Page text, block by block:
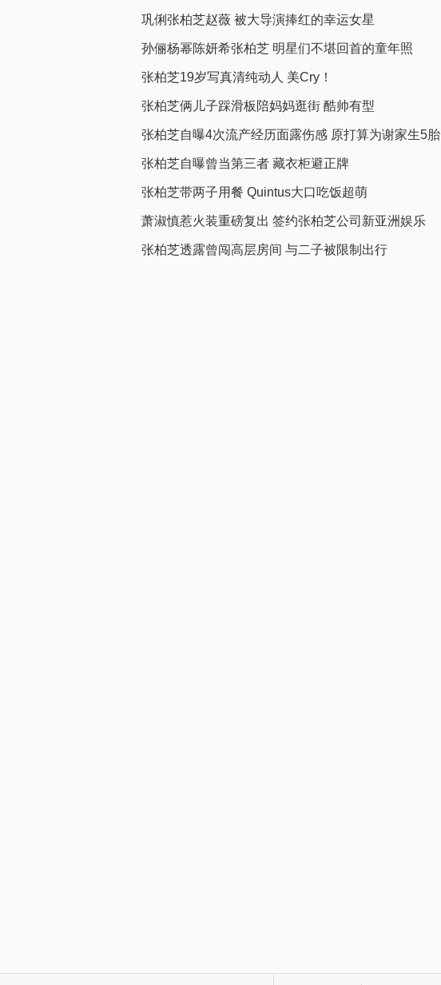
巩俐张柏芝赵薇 被大导演捧红的幸运女星
孙俪杨幂陈妍希张柏芝 明星们不堪回首的童年照
张柏芝19岁写真清纯动人 美Cry！
张柏芝俩儿子踩滑板陪妈妈逛街 酷帅有型
张柏芝自曝4次流产经历面露伤感 原打算为谢家生5胎
张柏芝自曝曾当第三者 藏衣柜避正牌
张柏芝带两子用餐 Quintus大口吃饭超萌
萧淑慎惹火装重磅复出 签约张柏芝公司新亚洲娱乐
张柏芝透露曾闯高层房间 与二子被限制出行